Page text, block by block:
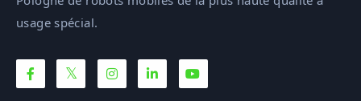
usage spécial.